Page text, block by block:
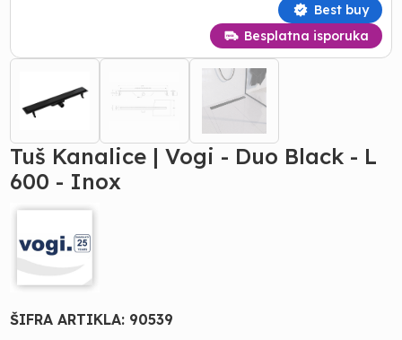
Best buy
Besplatna isporuka
Tuš Kanalice | Vogi - Duo Black - L
600 - Inox
ŠIFRA ARTIKLA: 90539